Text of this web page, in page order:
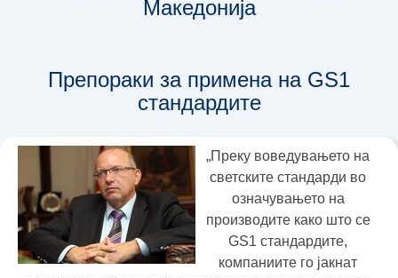
Македонија
Препораки за примена на GS1
стандардите
„Преку воведувањето на
светските стандарди во
означувањето на
производите како што се
GS1 стандардите,
компаниите го јакнат